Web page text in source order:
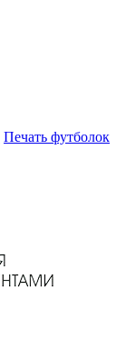
Печать футболок